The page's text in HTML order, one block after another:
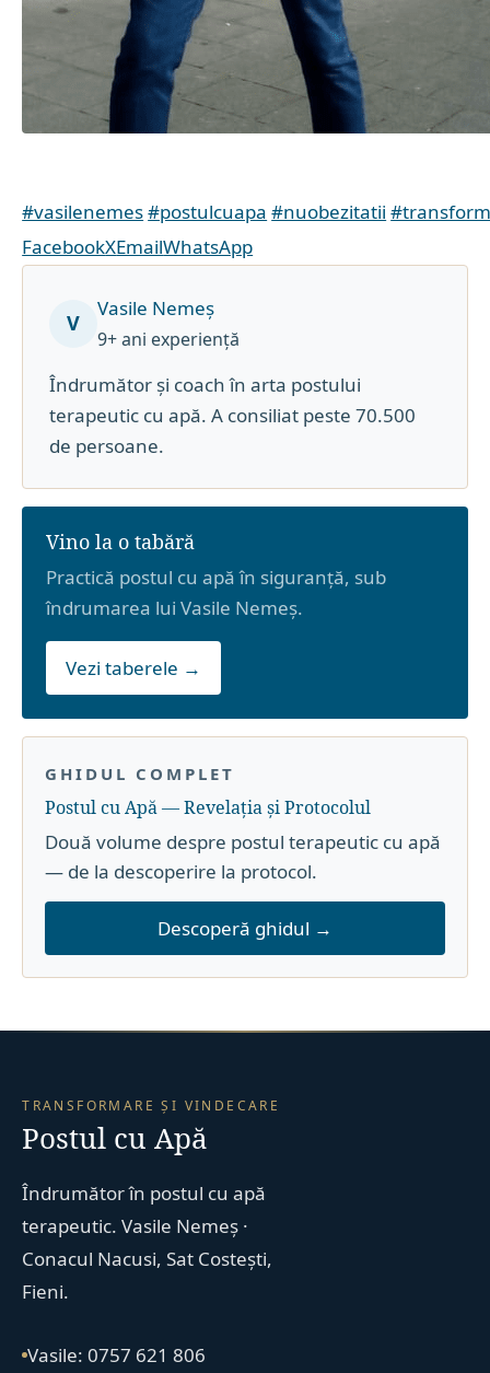
#vasilenemes#postulcuapa #nuobezitatii
FacebookXEmailWhatsApp
V
Vasile Nemeș
9+ ani experiență
Îndrumător și coach în arta postului
terapeutic cu apă. A consiliat peste 70.500
de persoane.
Vino la o tabără
Practică postul cu apă în siguranță, sub
îndrumarea lui Vasile Nemeș.
Vezi taberele →
GHIDUL COMPLET
Postul cu Apă — Revelația și Protocolul
Două volume despre postul terapeutic cu apă
— de la descoperire la protocol.
Descoperă ghidul →
TRANSFORMARE ȘI VINDECARE
Postul cu Apă
Îndrumător în postul cu apă
terapeutic. Vasile Nemeș ·
Conacul Nacusi, Sat Costești,
Fieni.
Vasile: 0757 621 806